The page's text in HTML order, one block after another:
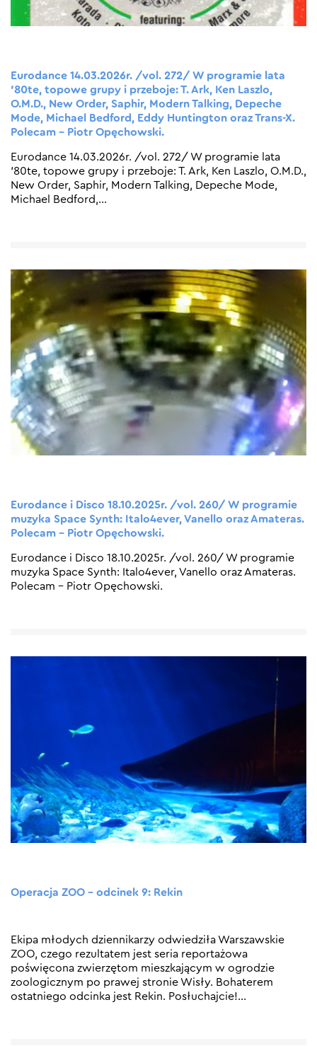
Eurodance 14.03.2026r. /vol. 272/ W programie lata
’80te, topowe grupy i przeboje: T. Ark, Ken Laszlo,
O.M.D., New Order, Saphir, Modern Talking, Depeche
Mode, Michael Bedford, Eddy Huntington oraz Trans-X.
Polecam – Piotr Opęchowski.
Eurodance 14.03.2026r. /vol. 272/ W programie lata
’80te, topowe grupy i przeboje: T. Ark, Ken Laszlo, O.M.D.,
New Order, Saphir, Modern Talking, Depeche Mode,
Michael Bedford,…
Eurodance i Disco 18.10.2025r. /vol. 260/ W programie
muzyka Space Synth: Italo4ever, Vanello oraz Amateras.
Polecam – Piotr Opęchowski.
Eurodance i Disco 18.10.2025r. /vol. 260/ W programie
muzyka Space Synth: Italo4ever, Vanello oraz Amateras.
Polecam – Piotr Opęchowski.
Operacja ZOO – odcinek 9: Rekin
Ekipa młodych dziennikarzy odwiedziła Warszawskie
ZOO, czego rezultatem jest seria reportażowa
poświęcona zwierzętom mieszkającym w ogrodzie
zoologicznym po prawej stronie Wisły. Bohaterem
ostatniego odcinka jest Rekin. Posłuchajcie!…